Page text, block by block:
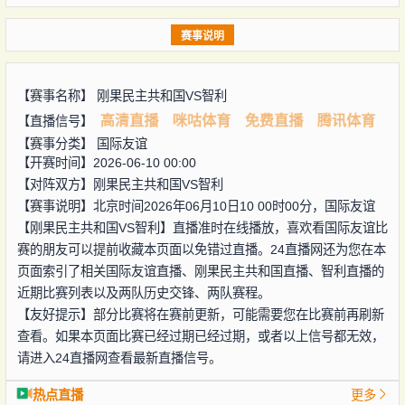
赛事说明
【赛事名称】
刚果民主共和国VS智利
【直播信号】
高清直播 咪咕体育 免费直播 腾讯体育
【赛事分类】
国际友谊
【开赛时间】2026-06-10 00:00
【对阵双方】
刚果民主共和国VS智利
【赛事说明】北京时间2026年06月10日10 00时00分，国际友谊
【刚果民主共和国VS智利】直播准时在线播放，喜欢看国际友谊比
赛的朋友可以提前收藏本页面以免错过直播。24直播网还为您在本
页面索引了相关国际友谊直播、刚果民主共和国直播、智利直播的
近期比赛列表以及两队历史交锋、两队赛程。
【友好提示】部分比赛将在赛前更新，可能需要您在比赛前再刷新
查看。如果本页面比赛已经过期已经过期，或者以上信号都无效，
请进入24直播网查看最新直播信号。
热点直播 更多